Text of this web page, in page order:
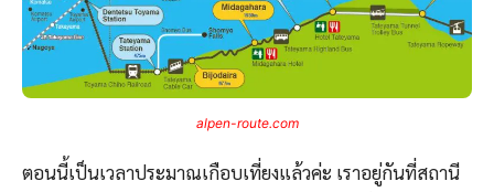
alpen-route.com
ตอนนี้เป็นเวลาประมาณเกือบเที่ยงแล้วค่ะ เราอยู่กันที่สถานี